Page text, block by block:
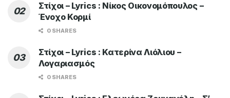
Στίχοι – Lyrics : Νίκος Οικονομόπουλος –
Ένοχο Κορμί
0 SHARES
Στίχοι – Lyrics : Κατερίνα Λιόλιου –
Λογαριασμός
0 SHARES